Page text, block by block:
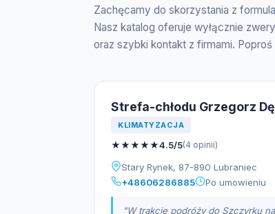
Zachęcamy do skorzystania z
Nasz katalog oferuje wyłącznie
oraz szybki kontakt z firmami.
Strefa-chłodu Grzegorz
KLIMATYZACJA
★★★★★4.5/5(4 opinii)
Stary Rynek, 87-890 Lubraniec
+48606286885
Po umowieniu
"W trakcie podróży do Szczyrku